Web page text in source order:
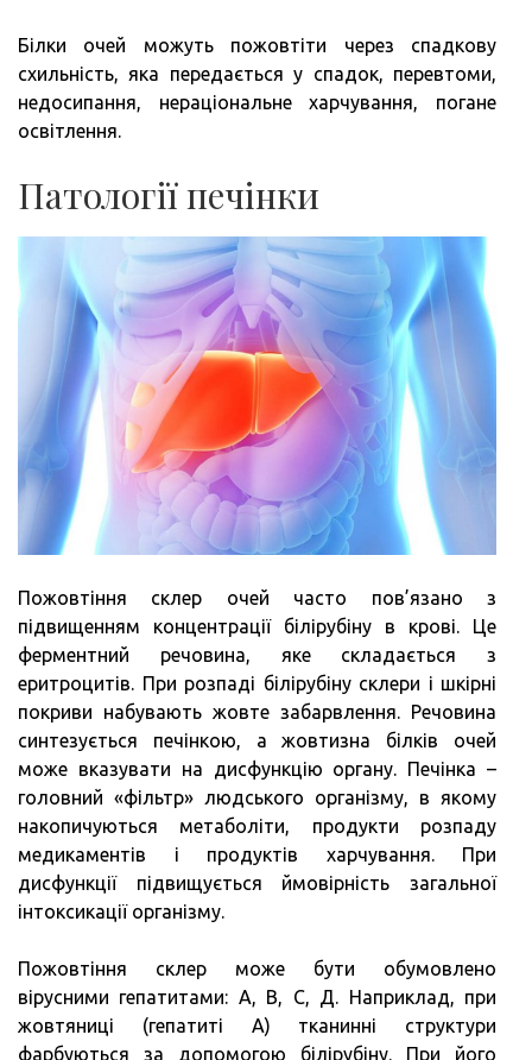
Білки очей можуть пожовтіти через спадкову
схильність, яка передається у спадок, перевтоми,
недосипання, нераціональне харчування, погане
освітлення.
Патології печінки
Пожовтіння склер очей часто пов’язано з
підвищенням концентрації білірубіну в крові. Це
ферментний речовина, яке складається з
еритроцитів. При розпаді білірубіну склери і шкірні
покриви набувають жовте забарвлення. Речовина
синтезується печінкою, а жовтизна білків очей
може вказувати на дисфункцію органу. Печінка –
головний «фільтр» людського організму, в якому
накопичуються метаболіти, продукти розпаду
медикаментів і продуктів харчування. При
дисфункції підвищується ймовірність загальної
інтоксикації організму.
Пожовтіння склер може бути обумовлено
вірусними гепатитами: А, В, С, Д. Наприклад, при
жовтяниці (гепатиті А) тканинні структури
фарбуються за допомогою білірубіну. При його